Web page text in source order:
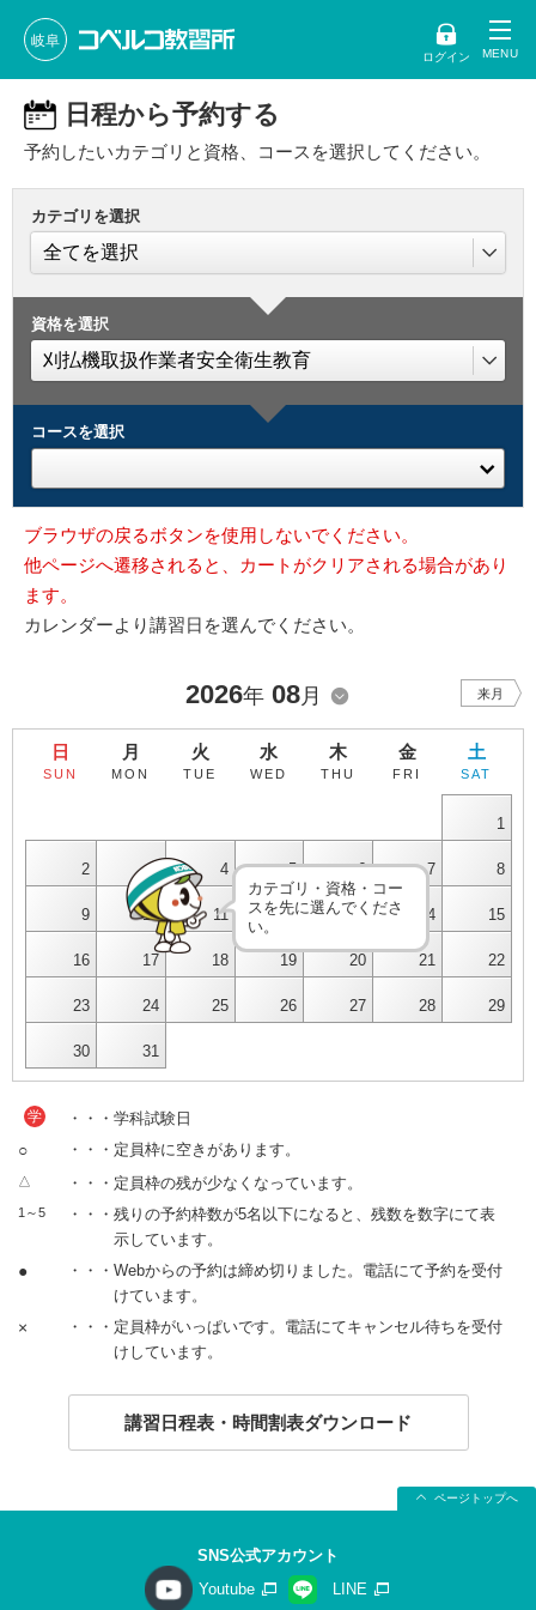
岐阜
ログイン
日程から予約する
予約したいカテゴリと資格、コースを選択してください。
カテゴリを選択
資格を選択
コースを選択
ブラウザの戻るボタンを使用しないでください。
他ページへ遷移されると、カートがクリアされる場合があり
ます。
カレンダーより講習日を選んでください。
2026年 08月 来月
日
SUN
月
MON
火
TUE
水
WED
木
THU
金
FRI
土
SAT
1
2 3 4 5 6 7 8
9 10 11 12 13 14 15
16 17 18 19 20 21 22
23 24 25 26 27 28 29
30 31
カテゴリ・資格・コー
スを先に選んでくださ
い。
学 ・・・学科試験日
○ ・・・定員枠に空きがあります。
△ ・・・定員枠の残が少なくなっています。
1～5
・・・残りの予約枠数が5名以下になると、残数を数字にて表
示しています。
●
・・・Webからの予約は締め切りました。電話にて予約を受付
けています。
×
・・・定員枠がいっぱいです。電話にてキャンセル待ちを受付
けしています。
講習日程表・時間割表ダウンロード
ページトップへ
SNS公式アカウント
Youtube
LINE